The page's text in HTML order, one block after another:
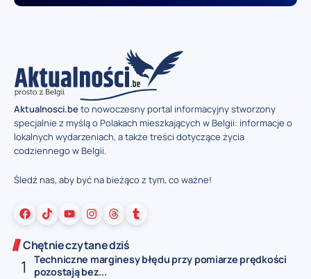
Aktualnosci.beto nowoczesny portal informacyjny stworzony
specjalnie z myślą o Polakach mieszkających w Belgii: informacje o
lokalnych wydarzeniach, a także treści dotyczące życia
codziennego w Belgii.
Śledź nas, aby być na bieżąco z tym, co ważne!
Chętnie czytane dziś
Techniczne marginesy błędu przy pomiarze prędkości
pozostają bez...